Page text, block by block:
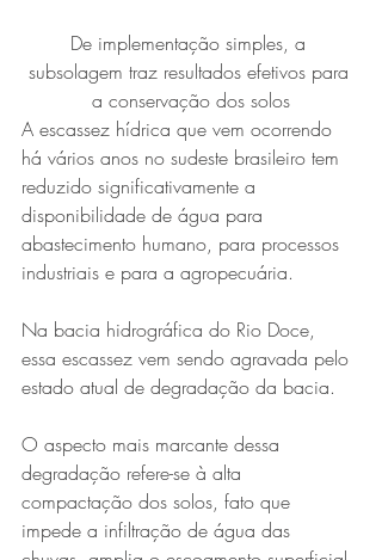
Série MPB abre temporada de
Venturini
De implementação simples, a
subsolagem traz resultados efetivos para
a conservação dos solos
A escassez hídrica que vem ocorrendo
há vários anos no sudeste brasileiro tem
reduzido significativamente a
disponibilidade de água para
abastecimento humano, para processos
industriais e para a agropecuária.
Na bacia hidrográfica do Rio Doce,
essa escassez vem sendo agravada pelo
estado atual de degradação da bacia.
O aspecto mais marcante dessa
degradação refere-se à alta
compactação dos solos, fato que
impede a infiltração de água das